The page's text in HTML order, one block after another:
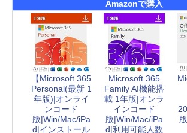
Amazonで購入
【Microsoft 365
Personal(最新 1
年版)|オンライ
ンコード
版|Win/Mac/iPa
d|インストール
Microsoft 365
Family AI機能搭
載 1年版|オンラ
インコード
版|Win/Mac/iPa
d|利用可能人数